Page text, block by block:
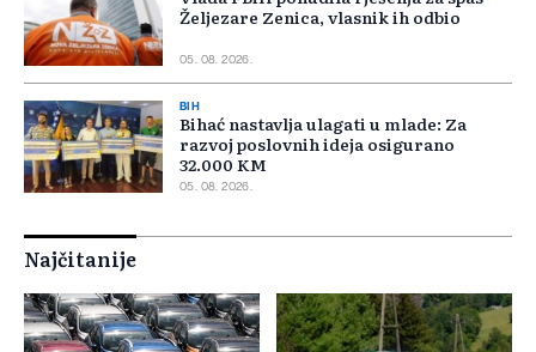
Željezare Zenica, vlasnik ih odbio
05. 08. 2026.
BIH
Bihać nastavlja ulagati u mlade: Za
razvoj poslovnih ideja osigurano
32.000 KM
05. 08. 2026.
Najčitanije